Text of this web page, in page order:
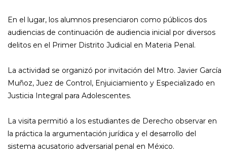
En el lugar, los alumnos presenciaron como públicos dos
audiencias de continuación de audiencia inicial por diversos
delitos en el Primer Distrito Judicial en Materia Penal.
La actividad se organizó por invitación del Mtro. Javier García
Muñoz, Juez de Control, Enjuiciamiento y Especializado en
Justicia Integral para Adolescentes.
La visita permitió a los estudiantes de Derecho observar en
la práctica la argumentación jurídica y el desarrollo del
sistema acusatorio adversarial penal en México.